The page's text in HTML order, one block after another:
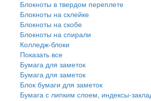
Блокноты в твердом переплете
Блокноты на склейке
Блокноты на скобе
Блокноты на спирали
Колледж-блоки
Показать все
Бумага для заметок
Бумага для заметок
Блок бумаги для заметок
Бумага с липким слоем, индексы-